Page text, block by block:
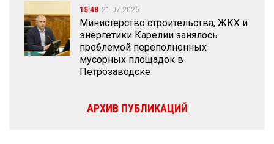
15:48 21.07.2026
Министерство строительства, ЖКХ и
энергетики Карелии занялось
проблемой переполненных
мусорных площадок в
Петрозаводске
АРХИВ ПУБЛИКАЦИЙ